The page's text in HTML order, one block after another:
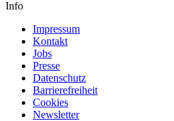
Info
Impressum
Kontakt
Jobs
Presse
Datenschutz
Barrierefreiheit
Cookies
Newsletter